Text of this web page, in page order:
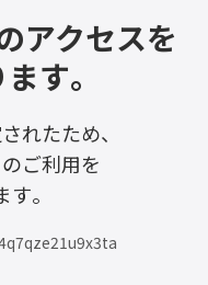
アクセスを
す。
れたため、
ご利用を
。